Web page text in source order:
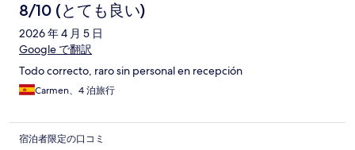
8/10 (とても良い)
2026 年 4 月 5 日
Google で翻訳
Todo correcto, raro sin personal en recepción
Carmen、4 泊旅行
宿泊者限定の口コミ